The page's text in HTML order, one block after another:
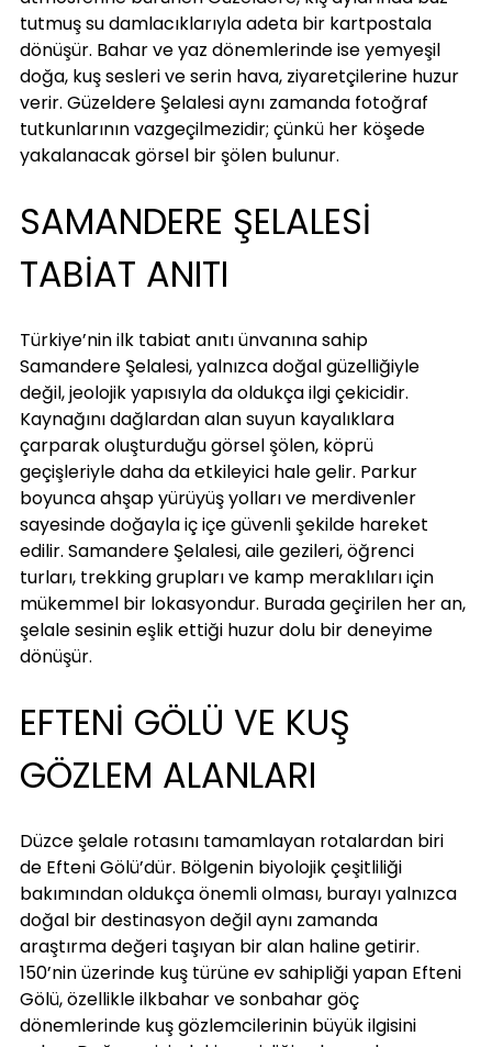
tutmuş su damlacıklarıyla adeta bir kartpostala
dönüşür. Bahar ve yaz dönemlerinde ise yemyeşil
doğa, kuş sesleri ve serin hava, ziyaretçilerine huzur
verir. Güzeldere Şelalesi aynı zamanda fotoğraf
tutkunlarının vazgeçilmezidir; çünkü her köşede
yakalanacak görsel bir şölen bulunur.
SAMANDERE ŞELALESİ
TABİAT ANITI
Türkiye’nin ilk tabiat anıtı ünvanına sahip
Samandere Şelalesi, yalnızca doğal güzelliğiyle
değil, jeolojik yapısıyla da oldukça ilgi çekicidir.
Kaynağını dağlardan alan suyun kayalıklara
çarparak oluşturduğu görsel şölen, köprü
geçişleriyle daha da etkileyici hale gelir. Parkur
boyunca ahşap yürüyüş yolları ve merdivenler
sayesinde doğayla iç içe güvenli şekilde hareket
edilir. Samandere Şelalesi, aile gezileri, öğrenci
turları, trekking grupları ve kamp meraklıları için
mükemmel bir lokasyondur. Burada geçirilen her an,
şelale sesinin eşlik ettiği huzur dolu bir deneyime
dönüşür.
EFTENİ GÖLÜ VE KUŞ
GÖZLEM ALANLARI
Düzce şelale rotasını tamamlayan rotalardan biri
de Efteni Gölü’dür. Bölgenin biyolojik çeşitliliği
bakımından oldukça önemli olması, burayı yalnızca
doğal bir destinasyon değil aynı zamanda
araştırma değeri taşıyan bir alan haline getirir.
150’nin üzerinde kuş türüne ev sahipliği yapan Efteni
Gölü, özellikle ilkbahar ve sonbahar göç
dönemlerinde kuş gözlemcilerinin büyük ilgisini